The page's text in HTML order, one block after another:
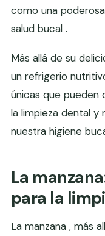
como una
salud bucal .
Más allá de su
un refrigerio
únicas que pueden
la limpieza dental y
nuestra higiene
La
para la
La manzana , más